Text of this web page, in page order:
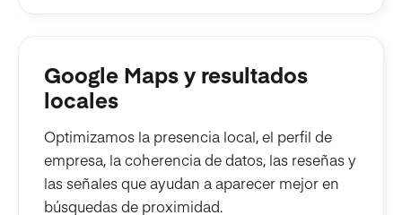
Google Maps y resultados
locales
Optimizamos la presencia local, el perfil de
empresa, la coherencia de datos, las reseñas y
las señales que ayudan a aparecer mejor en
búsquedas de proximidad.